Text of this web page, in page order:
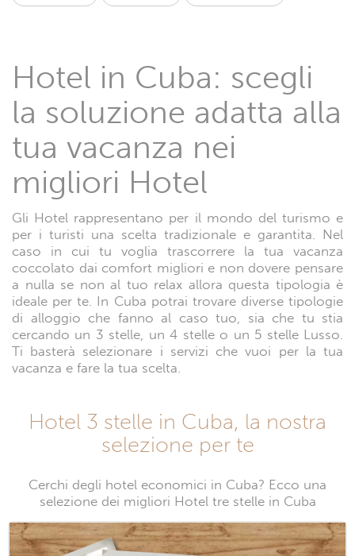
Hotel in Cuba: scegli
la soluzione adatta alla
tua vacanza nei
migliori Hotel
Gli Hotel rappresentano per il mondo del turismo e
per i turisti una scelta tradizionale e garantita. Nel
caso in cui tu voglia trascorrere la tua vacanza
coccolato dai comfort migliori e non dovere pensare
a nulla se non al tuo relax allora questa tipologia è
ideale per te. In Cuba potrai trovare diverse tipologie
di alloggio che fanno al caso tuo, sia che tu stia
cercando un 3 stelle, un 4 stelle o un 5 stelle Lusso.
Ti basterà selezionare i servizi che vuoi per la tua
vacanza e fare la tua scelta.
Hotel 3 stelle in Cuba, la nostra
selezione per te
Cerchi degli hotel economici in Cuba? Ecco una
selezione dei migliori Hotel tre stelle in Cuba